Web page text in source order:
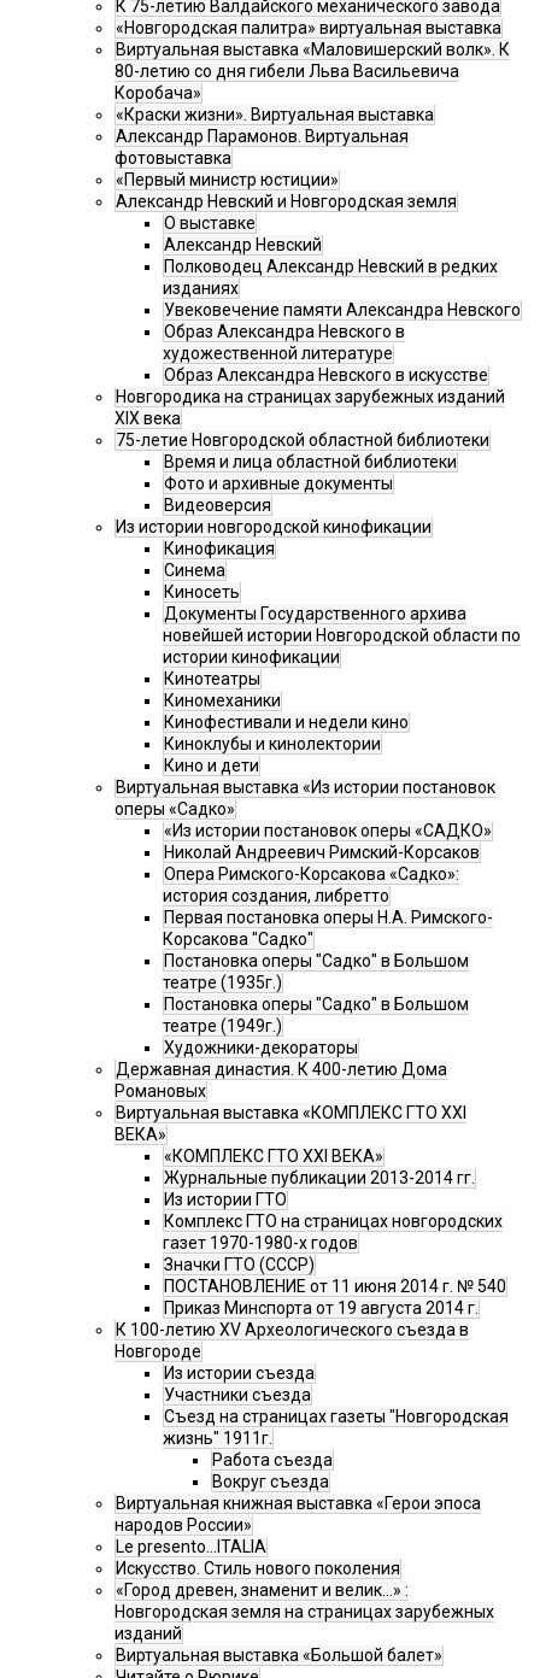
К 75-летию Валдайского механического завода
«Новгородская палитра» виртуальная выставка
Виртуальная выставка «Маловишерский волк». К
80-летию со дня гибели Льва Васильевича
Коробача»
«Краски жизни». Виртуальная выставка
Александр Парамонов. Виртуальная
фотовыставка
«Первый министр юстиции»
Александр Невский и Новгородская земля
О выставке
Александр Невский
Полководец Александр Невский в редких
изданиях
Увековечение памяти Александра Невского
Образ Александра Невского в
художественной литературе
Образ Александра Невского в искусстве
Новгородика на страницах зарубежных изданий
XIX века
75-летие Новгородской областной библиотеки
Время и лица областной библиотеки
Фото и архивные документы
Видеоверсия
Из истории новгородской кинофикации
Кинофикация
Синема
Киносеть
Документы Государственного архива
новейшей истории Новгородской области по
истории кинофикации
Кинотеатры
Киномеханики
Кинофестивали и недели кино
Киноклубы и кинолектории
Кино и дети
Виртуальная выставка «Из истории постановок
оперы «Садко»
«Из истории постановок оперы «САДКО»
Николай Андреевич Римский-Корсаков
Опера Римского-Корсакова «Садко»:
история создания, либретто
Первая постановка оперы Н.А. Римского-
Корсакова "Садко"
Постановка оперы "Садко" в Большом
театре (1935г.)
Постановка оперы "Садко" в Большом
театре (1949г.)
Художники-декораторы
Державная династия. К 400-летию Дома
Романовых
Виртуальная выставка «КОМПЛЕКС ГТО XXI
ВЕКА»
«КОМПЛЕКС ГТО XXI ВЕКА»
Журнальные публикации 2013-2014 гг.
Из истории ГТО
Комплекс ГТО на страницах новгородских
газет 1970-1980-х годов
Значки ГТО (СССР)
ПОСТАНОВЛЕНИЕ от 11 июня 2014 г. № 540
Приказ Минспорта от 19 августа 2014 г.
К 100-летию XV Археологического съезда в
Новгороде
Из истории съезда
Участники съезда
Cъезд на страницах газеты "Новгородская
жизнь" 1911г.
Работа съезда
Вокруг съезда
Виртуальная книжная выставка «Герои эпоса
народов России»
Le presento...ITALIA
Искусство. Стиль нового поколения
«Город древен, знаменит и велик…» :
Новгородская земля на страницах зарубежных
изданий
Виртуальная выставка «Большой балет»